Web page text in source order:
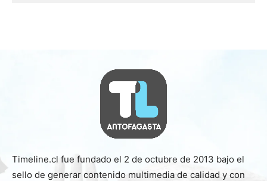
Timeline.cl fue fundado el 2 de octubre de 2013 bajo el
sello de generar contenido multimedia de calidad y con